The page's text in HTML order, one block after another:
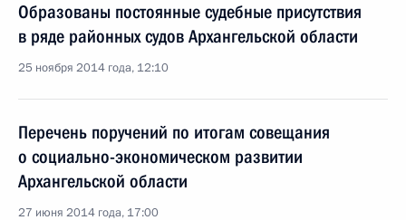
Образованы постоянные судебные присутствия
в ряде районных судов Архангельской области
25 ноября 2014 года, 12:10
Перечень поручений по итогам совещания
о социально-экономическом развитии
Архангельской области
27 июня 2014 года, 17:00